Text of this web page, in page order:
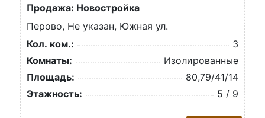
Продажа: Новостройка
Перово, Не указан, Южная ул.
Кол. ком.:
3
Комнаты:
Изолированные
Площадь:
80,79/41/14
Этажность:
5 / 9